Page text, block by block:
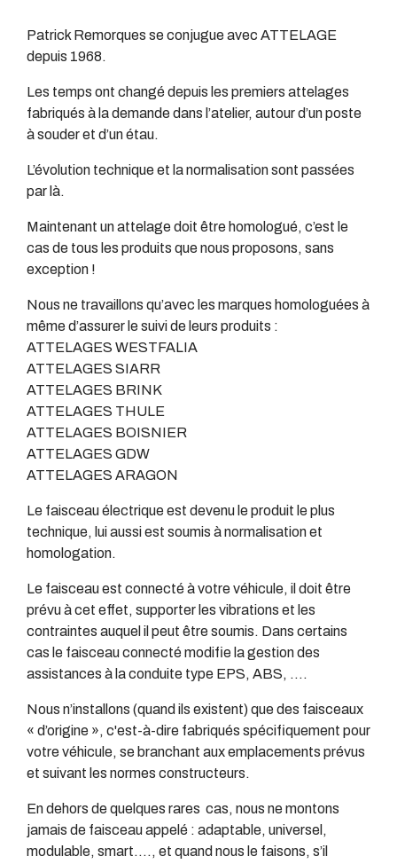
Patrick Remorques se conjugue avec ATTELAGE
depuis 1968.
Les temps ont changé depuis les premiers attelages
fabriqués à la demande dans l’atelier, autour d’un poste
à souder et d’un étau.
L’évolution technique et la normalisation sont passées
par là.
Maintenant un attelage doit être homologué, c’est le
cas de tous les produits que nous proposons, sans
exception !
Nous ne travaillons qu’avec les marques homologuées à
même d’assurer le suivi de leurs produits :
ATTELAGES WESTFALIA
ATTELAGES SIARR
ATTELAGES BRINK
ATTELAGES THULE
ATTELAGES BOISNIER
ATTELAGES GDW
ATTELAGES ARAGON
Le faisceau électrique est devenu le produit le plus
technique, lui aussi est soumis à normalisation et
homologation.
Le faisceau est connecté à votre véhicule, il doit être
prévu à cet effet, supporter les vibrations et les
contraintes auquel il peut être soumis. Dans certains
cas le faisceau connecté modifie la gestion des
assistances à la conduite type EPS, ABS, ….
Nous n’installons (quand ils existent) que des faisceaux
« d’origine », c'est-à-dire fabriqués spécifiquement pour
votre véhicule, se branchant aux emplacements prévus
et suivant les normes constructeurs.
En dehors de quelques rares cas, nous ne montons
jamais de faisceau appelé : adaptable, universel,
modulable, smart…., et quand nous le faisons, s’il